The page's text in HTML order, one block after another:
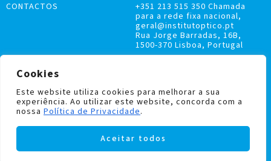
Cookies
Este website utiliza cookies para melhorar a sua
experiência. Ao utilizar este website, concorda com a
nossa Política de Privacidade.
Aceitar todos
LIVRO DE RECLAMAÇÕES
POLÍTICA DE PRIVACIDADE E COOKIES
CONTACTOS
+351 213 515 350 Chamada
para a rede fixa nacional,
geral@institutoptico.pt
Rua Jorge Barradas, 16B,
1500-370 Lisboa, Portugal